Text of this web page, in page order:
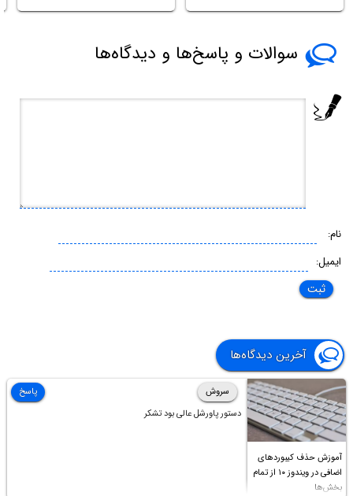
سوالات و پاسخ‌ها و دیدگاه‌ها
نام:
ایمیل:
آخرین دیدگاه‌ها
آموزش حذف کیبوردهای
اضافی در ویندوز ۱۰ از تمام
بخش‌ها
سروش
دستور پاورشل عالی بود تشکر
پاسخ